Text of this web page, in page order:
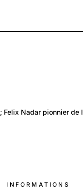
et intellectuelle
souvent
Felix Nadar pionnier de
INFORMATIONS